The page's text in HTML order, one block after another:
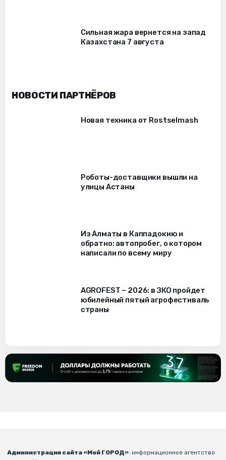
Сильная жара вернется на запад
Казахстана 7 августа
НОВОСТИ ПАРТНЁРОВ
Новая техника от Rostselmash
Роботы-доставщики вышли на
улицы Астаны
Из Алматы в Каппадокию и
обратно: автопробег, о котором
написали по всему миру
AGROFEST – 2026: в ЗКО пройдет
юбилейный пятый агрофестиваль
страны
Администрация сайта «Мой ГОРОД»: информационное агентство